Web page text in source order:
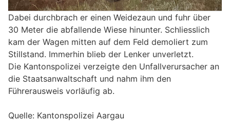
Dabei durchbrach er einen Weidezaun und fuhr über
30 Meter die abfallende Wiese hinunter. Schliesslich
kam der Wagen mitten auf dem Feld demoliert zum
Stillstand. Immerhin blieb der Lenker unverletzt.
Die Kantonspolizei verzeigte den Unfallverursacher an
die Staatsanwaltschaft und nahm ihm den
Führerausweis vorläufig ab.
Quelle: Kantonspolizei Aargau